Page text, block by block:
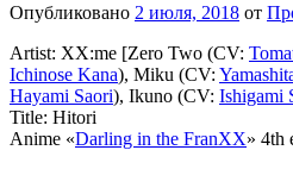
Опубликовано 2 июля, 2018 от
Artist: XX:me [Zero Two (CV:
Ichinose Kana), Miku (CV:
Hayami Saori), Ikuno (CV: Ishigami
Title: Hitori
Anime «Darling in the FranXX» 4th